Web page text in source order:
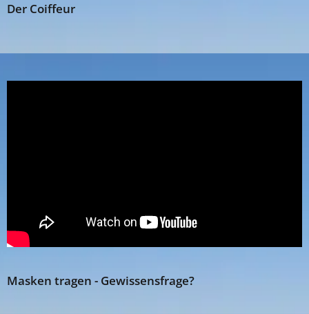
Der Coiffeur
Masken tragen - Gewissensfrage?